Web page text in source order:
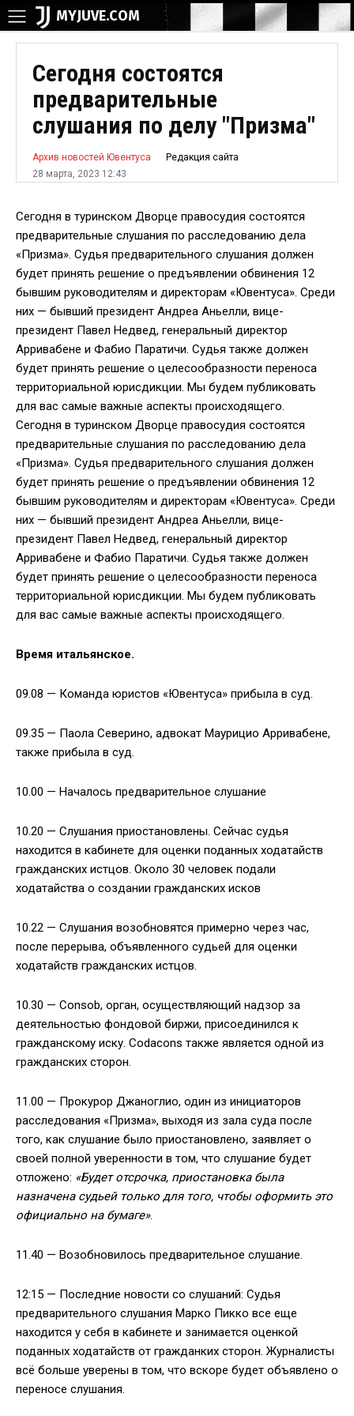
MYJUVE.COM
Сегодня состоятся
предварительные
слушания по делу "Призма"
Архив новостей Ювентуса
Редакция сайта
28 марта, 2023 12:43
Сегодня в туринском Дворце правосудия состоятся
предварительные слушания по расследованию дела
«Призма». Судья предварительного слушания должен
будет принять решение о предъявлении обвинения 12
бывшим руководителям и директорам «Ювентуса». Среди
них — бывший президент Андреа Аньелли, вице-
президент Павел Недвед, генеральный директор
Арривабене и Фабио Паратичи. Судья также должен
будет принять решение о целесообразности переноса
территориальной юрисдикции. Мы будем публиковать
для вас самые важные аспекты происходящего.
Сегодня в туринском Дворце правосудия состоятся
предварительные слушания по расследованию дела
«Призма». Судья предварительного слушания должен
будет принять решение о предъявлении обвинения 12
бывшим руководителям и директорам «Ювентуса». Среди
них — бывший президент Андреа Аньелли, вице-
президент Павел Недвед, генеральный директор
Арривабене и Фабио Паратичи. Судья также должен
будет принять решение о целесообразности переноса
территориальной юрисдикции. Мы будем публиковать
для вас самые важные аспекты происходящего.
Время итальянское.
09.08 — Команда юристов «Ювентуса» прибыла в суд.
09.35 — Паола Северино, адвокат Маурицио Арривабене,
также прибыла в суд.
10.00 — Началось предварительное слушание
10.20 — Слушания приостановлены. Сейчас судья
находится в кабинете для оценки поданных ходатайств
гражданских истцов. Около 30 человек подали
ходатайства о создании гражданских исков
10.22 — Слушания возобновятся примерно через час,
после перерыва, объявленного судьей для оценки
ходатайств гражданских истцов.
10.30 — Consob, орган, осуществляющий надзор за
деятельностью фондовой биржи, присоединился к
гражданскому иску. Codacons также является одной из
гражданских сторон.
11.00 — Прокурор Джаноглио, один из инициаторов
расследования «Призма», выходя из зала суда после
того, как слушание было приостановлено, заявляет о
своей полной уверенности в том, что слушание будет
отложено: «Будет отсрочка, приостановка была
назначена судьей только для того, чтобы оформить это
официально на бумаге».
11.40 — Возобновилось предварительное слушание.
12:15 — Последние новости со слушаний: Судья
предварительного слушания Марко Пикко все еще
находится у себя в кабинете и занимается оценкой
поданных ходатайств от гражданких сторон. Журналисты
всё больше уверены в том, что вскоре будет объявлено о
переносе слушания.